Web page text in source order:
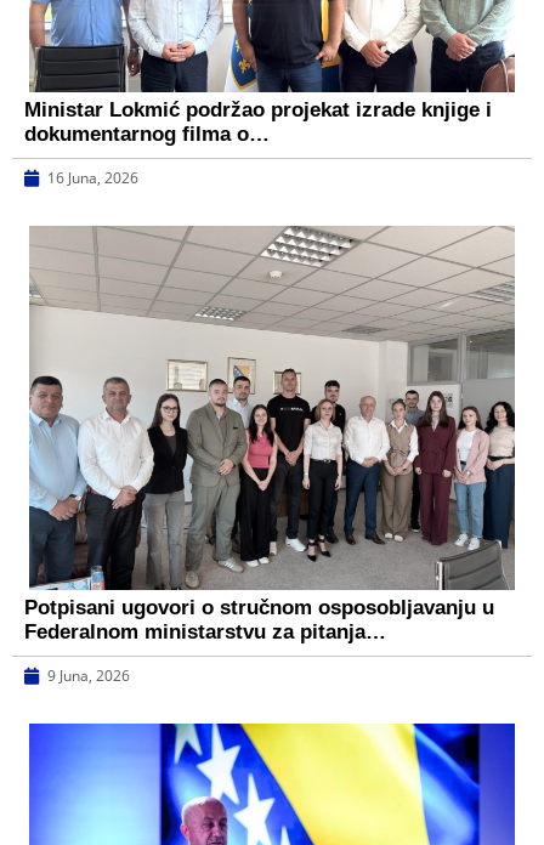
Ministar Lokmić podržao projekat izrade knjige i
dokumentarnog filma o…
16 Juna, 2026
Potpisani ugovori o stručnom osposobljavanju u
Federalnom ministarstvu za pitanja…
9 Juna, 2026